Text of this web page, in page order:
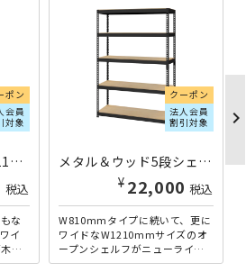
ポン
会員
対象
スクリーンラック W1175×D305×H2080-2900 ブラック×ブラウン KE-HTRP2-BR | 812435
税込
な
イ
目
が
クーポン
法人会員
割引対象
メタル＆ウッド5段シェルフ W1210×D410×H1800 ブラック DW-MK825N-BK | 330388
¥ 22,000 税込
W810mmタイプに続いて、更に
ワイドなW1210mmサイズのオ
ープンシェルフがニューライン
ナップ。耐荷重30kgのボード
chevron_right